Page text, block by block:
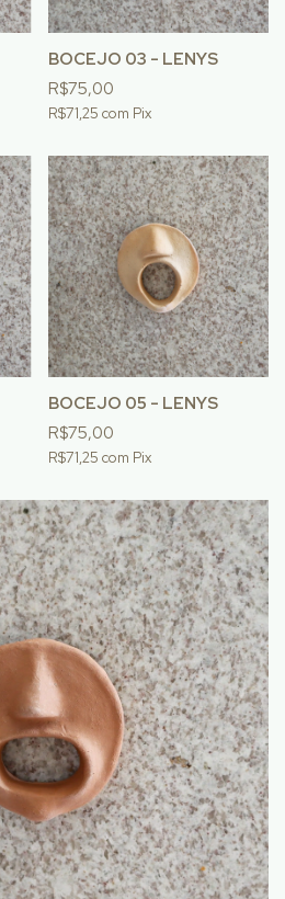
BOCEJO 03 - LENYS
R$75,00
R$71,25 com Pix
BOCEJO 05 - LENYS
R$75,00
R$71,25 com Pix